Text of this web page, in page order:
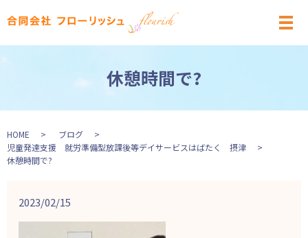
メ
休憩時間で?
HOME
ブログ
児童発達支援 就労準備型放課後等デイサービスはばたく 摂津
休憩時間で?
2023/02/15